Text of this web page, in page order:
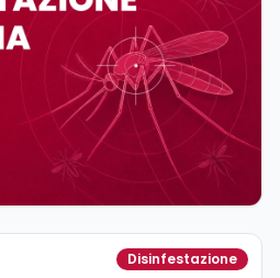
Email
Disinfestazione